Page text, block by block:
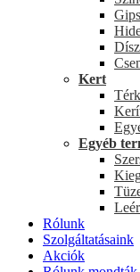
Kert
Egyéb
Rólunk
Szolgáltatásaink
Akciók